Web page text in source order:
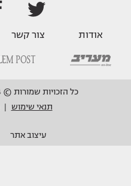
אודות צור קשר
כל הזכויות שמורות © 2014 מעריב און ליין בע"מ.
תנאי שימוש
עיצוב אתר